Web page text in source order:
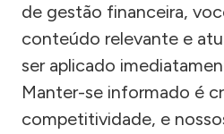
de gestão financeira,
conteúdo relevante e
ser aplicado
Manter-se informado é
competitividade, e